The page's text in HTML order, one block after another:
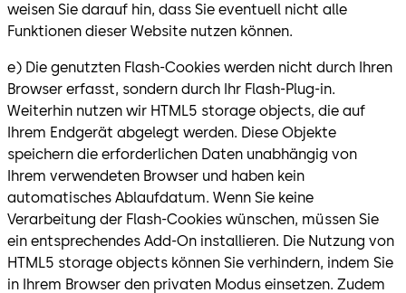
weisen Sie darauf hin, dass Sie eventuell nicht alle
Funktionen dieser Website nutzen können.
e) Die genutzten Flash-Cookies werden nicht durch Ihren
Browser erfasst, sondern durch Ihr Flash-Plug-in.
Weiterhin nutzen wir HTML5 storage objects, die auf
Ihrem Endgerät abgelegt werden. Diese Objekte
speichern die erforderlichen Daten unabhängig von
Ihrem verwendeten Browser und haben kein
automatisches Ablaufdatum. Wenn Sie keine
Verarbeitung der Flash-Cookies wünschen, müssen Sie
ein entsprechendes Add-On installieren. Die Nutzung von
HTML5 storage objects können Sie verhindern, indem Sie
in Ihrem Browser den privaten Modus einsetzen. Zudem